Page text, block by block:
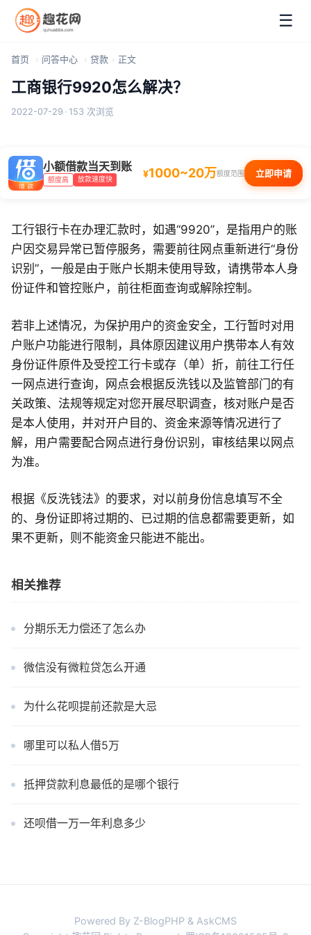
☰
首页 问答中心 贷款 正文
工商银行9920怎么解决？
2022-07-29 · 153 次浏览
小额借款当天到账
额度高 放款速度快 ¥1000~20万额度范围 立即申请
工行银行卡在办理汇款时，如遇“9920”，是指用户的账
户因交易异常已暂停服务，需要前往网点重新进行“身份
识别”，一般是由于账户长期未使用导致，请携带本人身
份证件和管控账户，前往柜面查询或解除控制。
若非上述情况，为保护用户的资金安全，工行暂时对用
户账户功能进行限制，具体原因建议用户携带本人有效
身份证件原件及受控工行卡或存（单）折，前往工行任
一网点进行查询，网点会根据反洗钱以及监管部门的有
关政策、法规等规定对您开展尽职调查，核对账户是否
是本人使用，并对开户目的、资金来源等情况进行了
解，用户需要配合网点进行身份识别，审核结果以网点
为准。
根据《反洗钱法》的要求，对以前身份信息填写不全
的、身份证即将过期的、已过期的信息都需要更新，如
果不更新，则不能资金只能进不能出。
相关推荐
分期乐无力偿还了怎么办
微信没有微粒贷怎么开通
为什么花呗提前还款是大忌
哪里可以私人借5万
抵押贷款利息最低的是哪个银行
还呗借一万一年利息多少
Powered By Z-BlogPHP & AskCMS